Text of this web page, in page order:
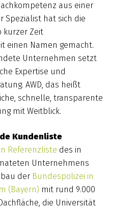
aus einer
Spezialist hat sich die
kurzer Zeit
einen Namen gemacht.
Unternehmen setzt
Expertise und
AWD, das heißt
schnelle, transparente
mit Weitblick.
Kundenliste
Referenzliste des in
Unternehmens
der Bundespolizei in
(Bayern) mit rund 9.000
die Universität